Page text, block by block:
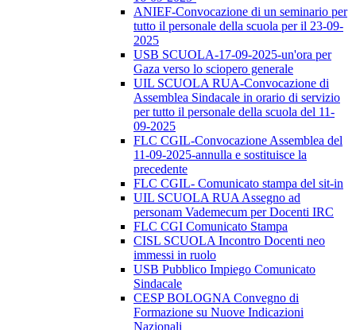
ANIEF-Convocazione di un seminario per
tutto il personale della scuola per il 23-09-
2025
USB SCUOLA-17-09-2025-un'ora per
Gaza verso lo sciopero generale
UIL SCUOLA RUA-Convocazione di
Assemblea Sindacale in orario di servizio
per tutto il personale della scuola del 11-
09-2025
FLC CGIL-Convocazione Assemblea del
11-09-2025-annulla e sostituisce la
precedente
FLC CGIL- Comunicato stampa del sit-in
UIL SCUOLA RUA Assegno ad
personam Vademecum per Docenti IRC
FLC CGI Comunicato Stampa
CISL SCUOLA Incontro Docenti neo
immessi in ruolo
USB Pubblico Impiego Comunicato
Sindacale
CESP BOLOGNA Convegno di
Formazione su Nuove Indicazioni
Nazionali